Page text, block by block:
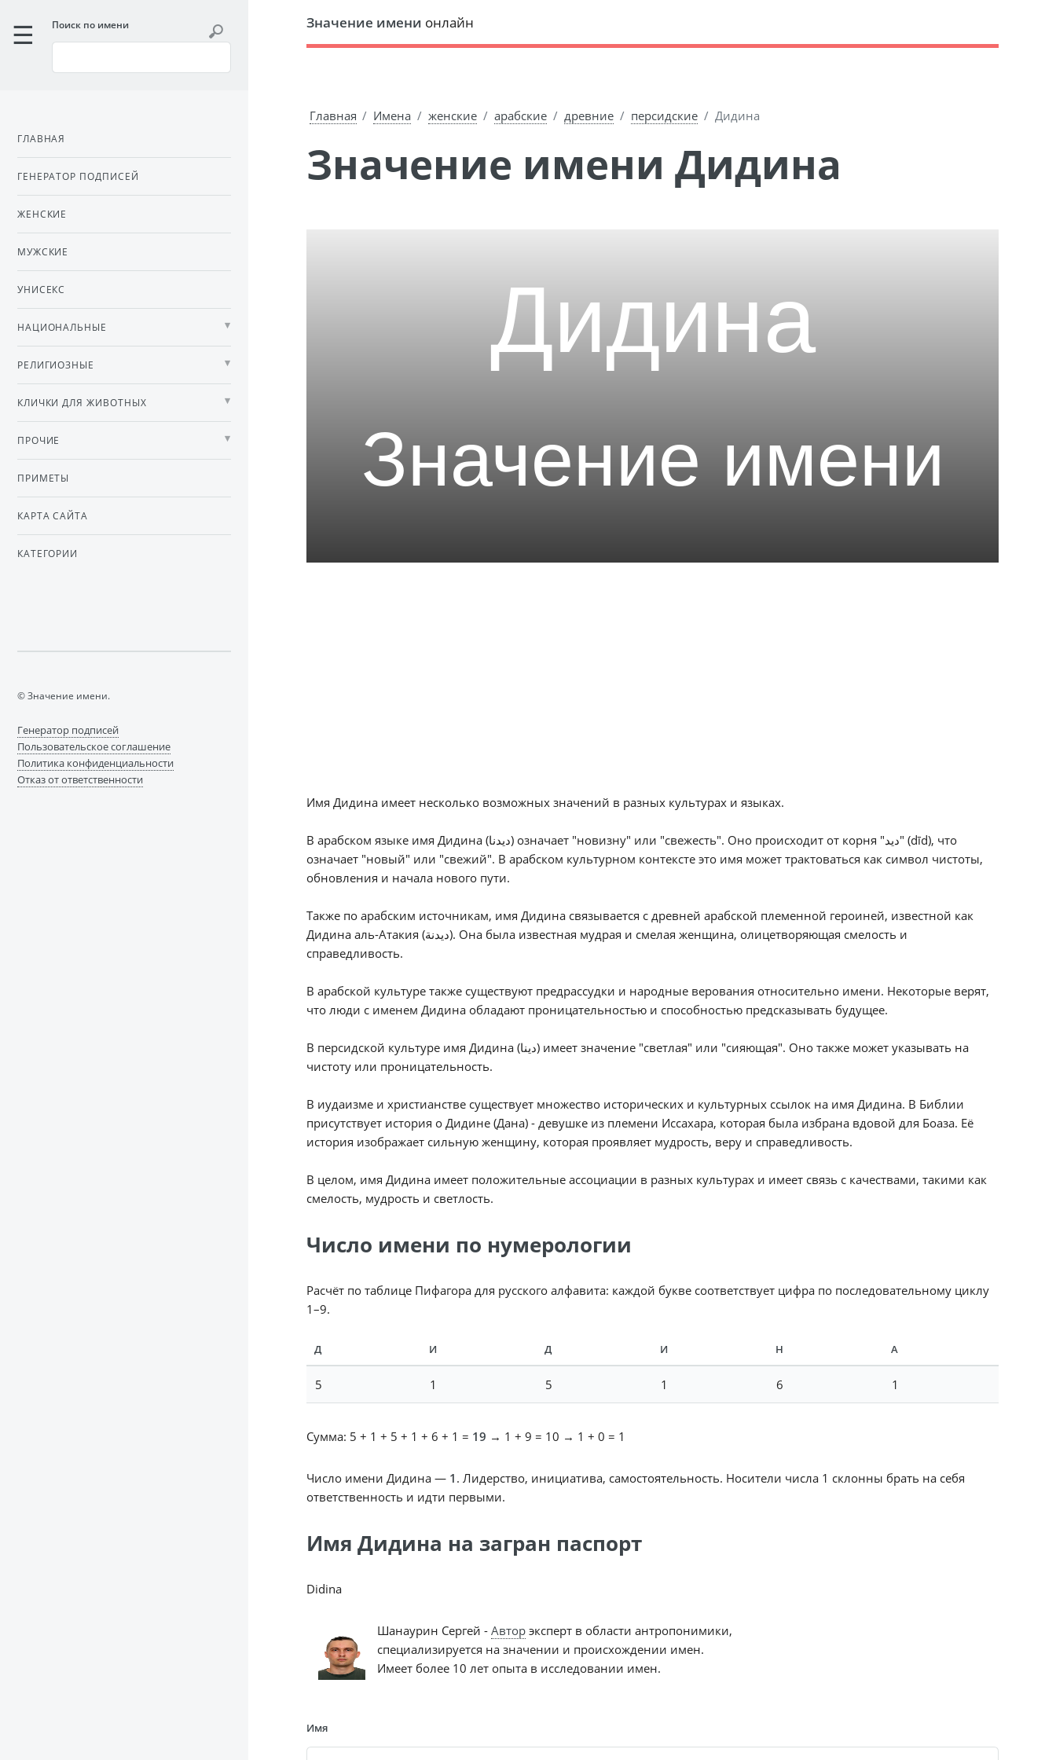
Значение имени онлайн
Главная Имена женские арабские древние персидские Дидина
Значение имени Дидина
Имя Дидина имеет несколько возможных значений в разных культурах и языках.
В арабском языке имя Дидина (ديدنا) означает "новизну" или "свежесть". Оно происходит от корня "ديد" (dīd), что
означает "новый" или "свежий". В арабском культурном контексте это имя может трактоваться как символ чистоты,
обновления и начала нового пути.
Также по арабским источникам, имя Дидина связывается с древней арабской племенной героиней, известной как
Дидина аль-Атакия (ديدنة). Она была известная мудрая и смелая женщина, олицетворяющая смелость и
справедливость.
В арабской культуре также существуют предрассудки и народные верования относительно имени. Некоторые верят,
что люди с именем Дидина обладают проницательностью и способностью предсказывать будущее.
В персидской культуре имя Дидина (دينا) имеет значение "светлая" или "сияющая". Оно также может указывать на
чистоту или проницательность.
В иудаизме и христианстве существует множество исторических и культурных ссылок на имя Дидина. В Библии
присутствует история о Дидине (Дана) - девушке из племени Иссахара, которая была избрана вдовой для Боаза. Её
история изображает сильную женщину, которая проявляет мудрость, веру и справедливость.
В целом, имя Дидина имеет положительные ассоциации в разных культурах и имеет связь с качествами, такими как
смелость, мудрость и светлость.
Число имени по нумерологии
Расчёт по таблице Пифагора для русского алфавита: каждой букве соответствует цифра по последовательному циклу
1–9.
Д И Д И Н А
5 1 5 1 6 1
Сумма: 5 + 1 + 5 + 1 + 6 + 1 = 19 → 1 + 9 = 10 → 1 + 0 = 1
Число имени Дидина — 1 . Лидерство, инициатива, самостоятельность. Носители числа 1 склонны брать на себя
ответственность и идти первыми.
Имя Дидина на загран паспорт
Didina
Шанаурин Сергей - Авторэксперт в области антропонимики,
специализируется на значении и происхождении имен.
Имеет более 10 лет опыта в исследовании имен.
Имя
Поиск по имени
ГЛАВНАЯ
ГЕНЕРАТОР ПОДПИСЕЙ
ЖЕНСКИЕ
МУЖСКИЕ
УНИСЕКС
НАЦИОНАЛЬНЫЕ
РЕЛИГИОЗНЫЕ
КЛИЧКИ ДЛЯ ЖИВОТНЫХ
ПРОЧИЕ
ПРИМЕТЫ
КАРТА САЙТА
КАТЕГОРИИ
© Значение имени.
Генератор подписей
Пользовательское соглашение
Политика конфиденциальности
Отказ от ответственности